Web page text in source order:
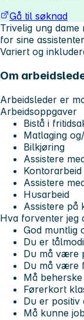
Gå til søknad
Trivelig ung
for sine
Variert og
Om
Arbeidsleder er
Arbeidsoppgaver
Bistå i
Matlaging
Bilkjøring
Assistere
Kontorarbeid
Assistere
Husarbeid
Assistere på
Hva forventer jeg
God muntlig
Du er
Du må være
Du må være
Må
Førerkort
Du er positiv
Må kunne